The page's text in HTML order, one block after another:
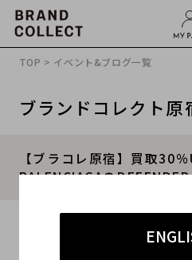
TOP > イベント&ブログ一覧
ブランドコレクト原
【ブラコレ原宿】買取30
BALENCIAGAの
#BALENCIAGA